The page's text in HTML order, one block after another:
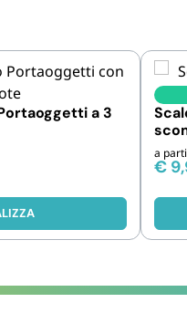
a 3
40W
a
€